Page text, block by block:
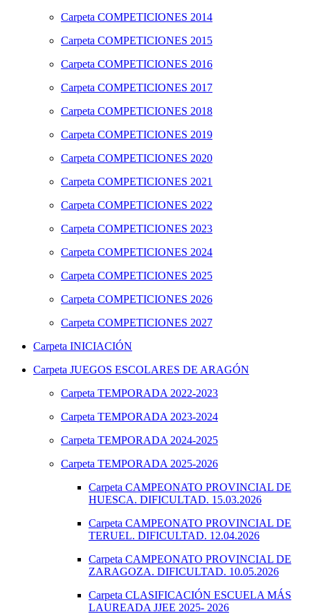
Carpeta COMPETICIONES 2014
Carpeta COMPETICIONES 2015
Carpeta COMPETICIONES 2016
Carpeta COMPETICIONES 2017
Carpeta COMPETICIONES 2018
Carpeta COMPETICIONES 2019
Carpeta COMPETICIONES 2020
Carpeta COMPETICIONES 2021
Carpeta COMPETICIONES 2022
Carpeta COMPETICIONES 2023
Carpeta COMPETICIONES 2024
Carpeta COMPETICIONES 2025
Carpeta COMPETICIONES 2026
Carpeta COMPETICIONES 2027
Carpeta INICIACIÓN
Carpeta JUEGOS ESCOLARES DE ARAGÓN
Carpeta TEMPORADA 2022-2023
Carpeta TEMPORADA 2023-2024
Carpeta TEMPORADA 2024-2025
Carpeta TEMPORADA 2025-2026
Carpeta CAMPEONATO PROVINCIAL DE
HUESCA. DIFICULTAD. 15.03.2026
Carpeta CAMPEONATO PROVINCIAL DE
TERUEL. DIFICULTAD. 12.04.2026
Carpeta CAMPEONATO PROVINCIAL DE
ZARAGOZA. DIFICULTAD. 10.05.2026
Carpeta CLASIFICACIÓN ESCUELA MÁS
LAUREADA JJEE 2025- 2026